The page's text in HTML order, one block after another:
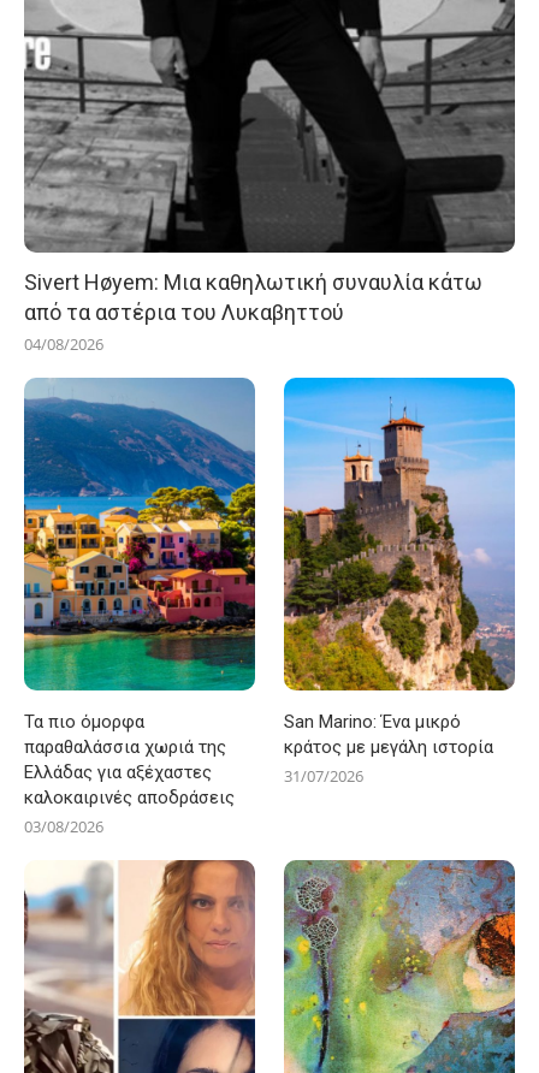
Sivert Høyem: Μια καθηλωτική συναυλία κάτω
από τα αστέρια του Λυκαβηττού
04/08/2026
Τα πιο όμορφα
παραθαλάσσια χωριά της
Ελλάδας για αξέχαστες
καλοκαιρινές αποδράσεις
03/08/2026
San Marino: Ένα μικρό
κράτος με μεγάλη ιστορία
31/07/2026